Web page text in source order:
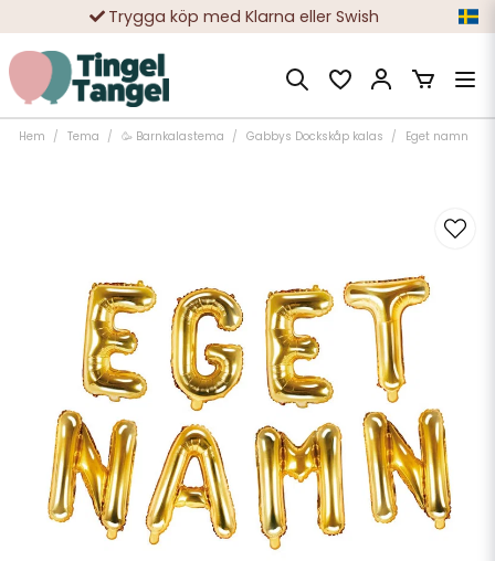
Trygga köp med Klarna eller Swish
10 000-tals nöjda kunder
Hem Tema 🥳 Barnkalastema Gabbys Dockskåp kalas Eget namn